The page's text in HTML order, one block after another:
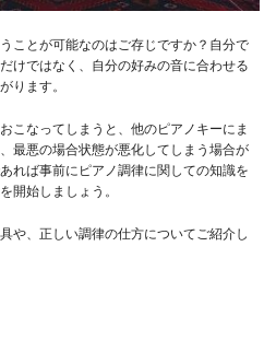
ことが可能なのはご存じですか？自分で
けではなく、自分の好みの音に合わせる
ります。
こなってしまうと、他のピアノキーにま
最悪の場合状態が悪化してしまう場合が
れば事前にピアノ調律に関しての知識を
開始しましょう。
や、正しい調律の仕方についてご紹介し